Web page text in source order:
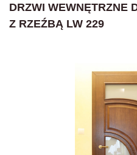
DRZWI WEWNĘTRZNE
Z RZEŹBĄ LW 229